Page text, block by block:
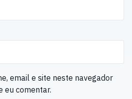
email e site neste navegador
eu comentar.